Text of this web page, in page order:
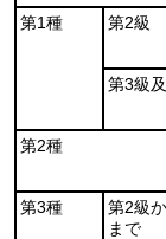
第1種 第2級
第3級
第2種
第3種
第2級
まで